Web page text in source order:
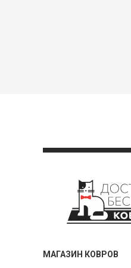
МАГАЗИН КОВРОВ